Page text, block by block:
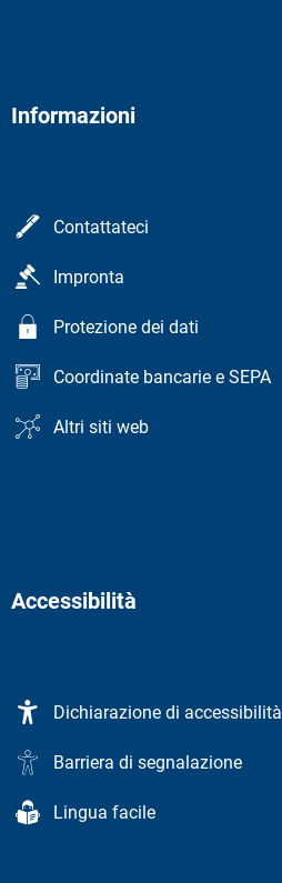
Informazioni
Contattateci
Impronta
Protezione dei dati
Coordinate bancarie e SEPA
Altri siti web
Accessibilità
Dichiarazione di accessibilità
Barriera di segnalazione
Lingua facile